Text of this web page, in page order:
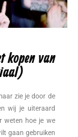
kopen van
zie je door de
wij je uiteraard
weten hoe je we
gaan gebruiken